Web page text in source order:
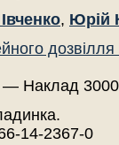
, Юрій
Наклад
14-2367-0